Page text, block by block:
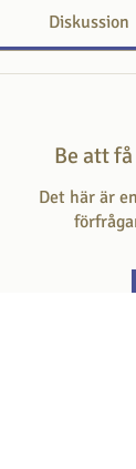
Diskussion
Be att
Det här är